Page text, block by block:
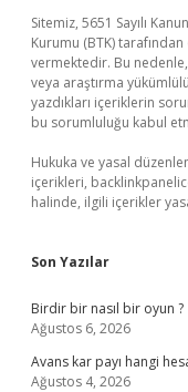
Sitemiz, 5651 Sayılı
Kurumu (BTK)
vermektedir. Bu
veya araştırma
yazdıkları içeriklerin
bu sorumluluğu kabul
Hukuka ve yasal
içerikleri,
halinde, ilgili içerikler
Son Yazılar
Birdir bir nasıl bir oyun ?
Ağustos 6, 2026
Avans kar payı hangi
Ağustos 4, 2026